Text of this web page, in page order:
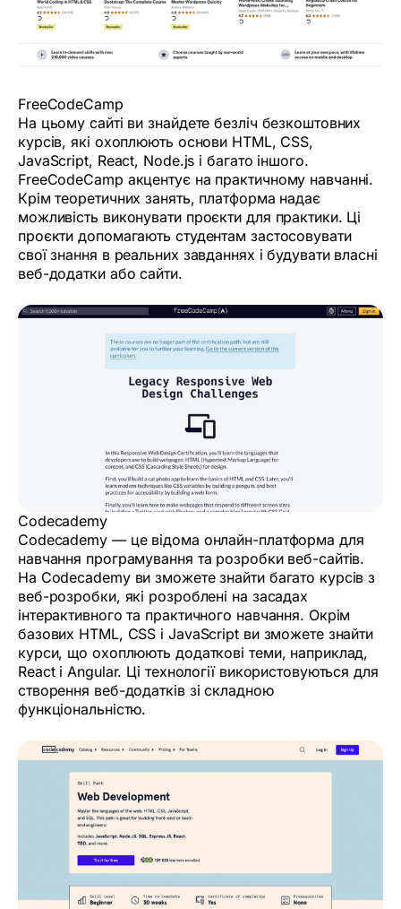
FreeCodeCamp
На цьому сайті ви знайдете безліч безкоштовних
курсів, які охоплюють основи HTML, CSS,
JavaScript, React, Node.js і багато іншого.
FreeCodeCamp акцентує на практичному навчанні.
Крім теоретичних занять, платформа надає
можливість виконувати проєкти для практики. Ці
проєкти допомагають студентам застосовувати
свої знання в реальних завданнях і будувати власні
веб-додатки або сайти.
Codecademy
Codecademy — це відома онлайн-платформа для
навчання програмування та розробки веб-сайтів.
На Codecademy ви зможете знайти багато курсів з
веб-розробки, які розроблені на засадах
інтерактивного та практичного навчання. Окрім
базових HTML, CSS і JavaScript ви зможете знайти
курси, що охоплюють додаткові теми, наприклад,
React і Angular. Ці технології використовуються для
створення веб-додатків зі складною
функціональністю.